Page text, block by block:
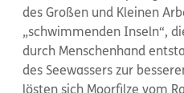
des Großen und Kleinen
„schwimmenden Inseln“,
durch Menschenhand
des Seewassers zur